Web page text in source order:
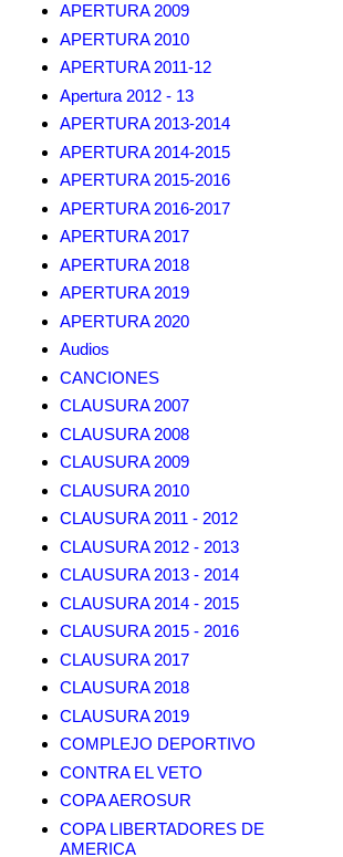
APERTURA 2009
APERTURA 2010
APERTURA 2011-12
Apertura 2012 - 13
APERTURA 2013-2014
APERTURA 2014-2015
APERTURA 2015-2016
APERTURA 2016-2017
APERTURA 2017
APERTURA 2018
APERTURA 2019
APERTURA 2020
Audios
CANCIONES
CLAUSURA 2007
CLAUSURA 2008
CLAUSURA 2009
CLAUSURA 2010
CLAUSURA 2011 - 2012
CLAUSURA 2012 - 2013
CLAUSURA 2013 - 2014
CLAUSURA 2014 - 2015
CLAUSURA 2015 - 2016
CLAUSURA 2017
CLAUSURA 2018
CLAUSURA 2019
COMPLEJO DEPORTIVO
CONTRA EL VETO
COPA AEROSUR
COPA LIBERTADORES DE
AMERICA